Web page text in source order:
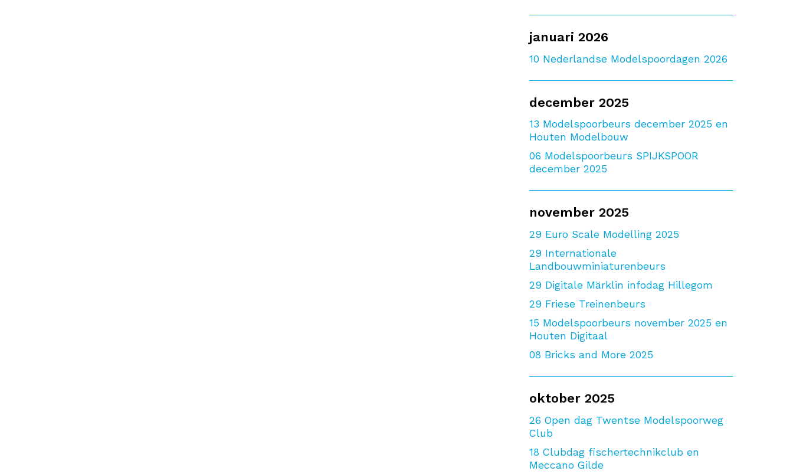
januari 2026
10 Nederlandse Modelspoordagen 2026
december 2025
13 Modelspoorbeurs december 2025 en
Houten Modelbouw
06 Modelspoorbeurs SPIJKSPOOR
december 2025
november 2025
29 Euro Scale Modelling 2025
29 Internationale
Landbouwminiaturenbeurs
29 Digitale Märklin infodag Hillegom
29 Friese Treinenbeurs
15 Modelspoorbeurs november 2025 en
Houten Digitaal
08 Bricks and More 2025
oktober 2025
26 Open dag Twentse Modelspoorweg
Club
18 Clubdag fischertechnikclub en
Meccano Gilde